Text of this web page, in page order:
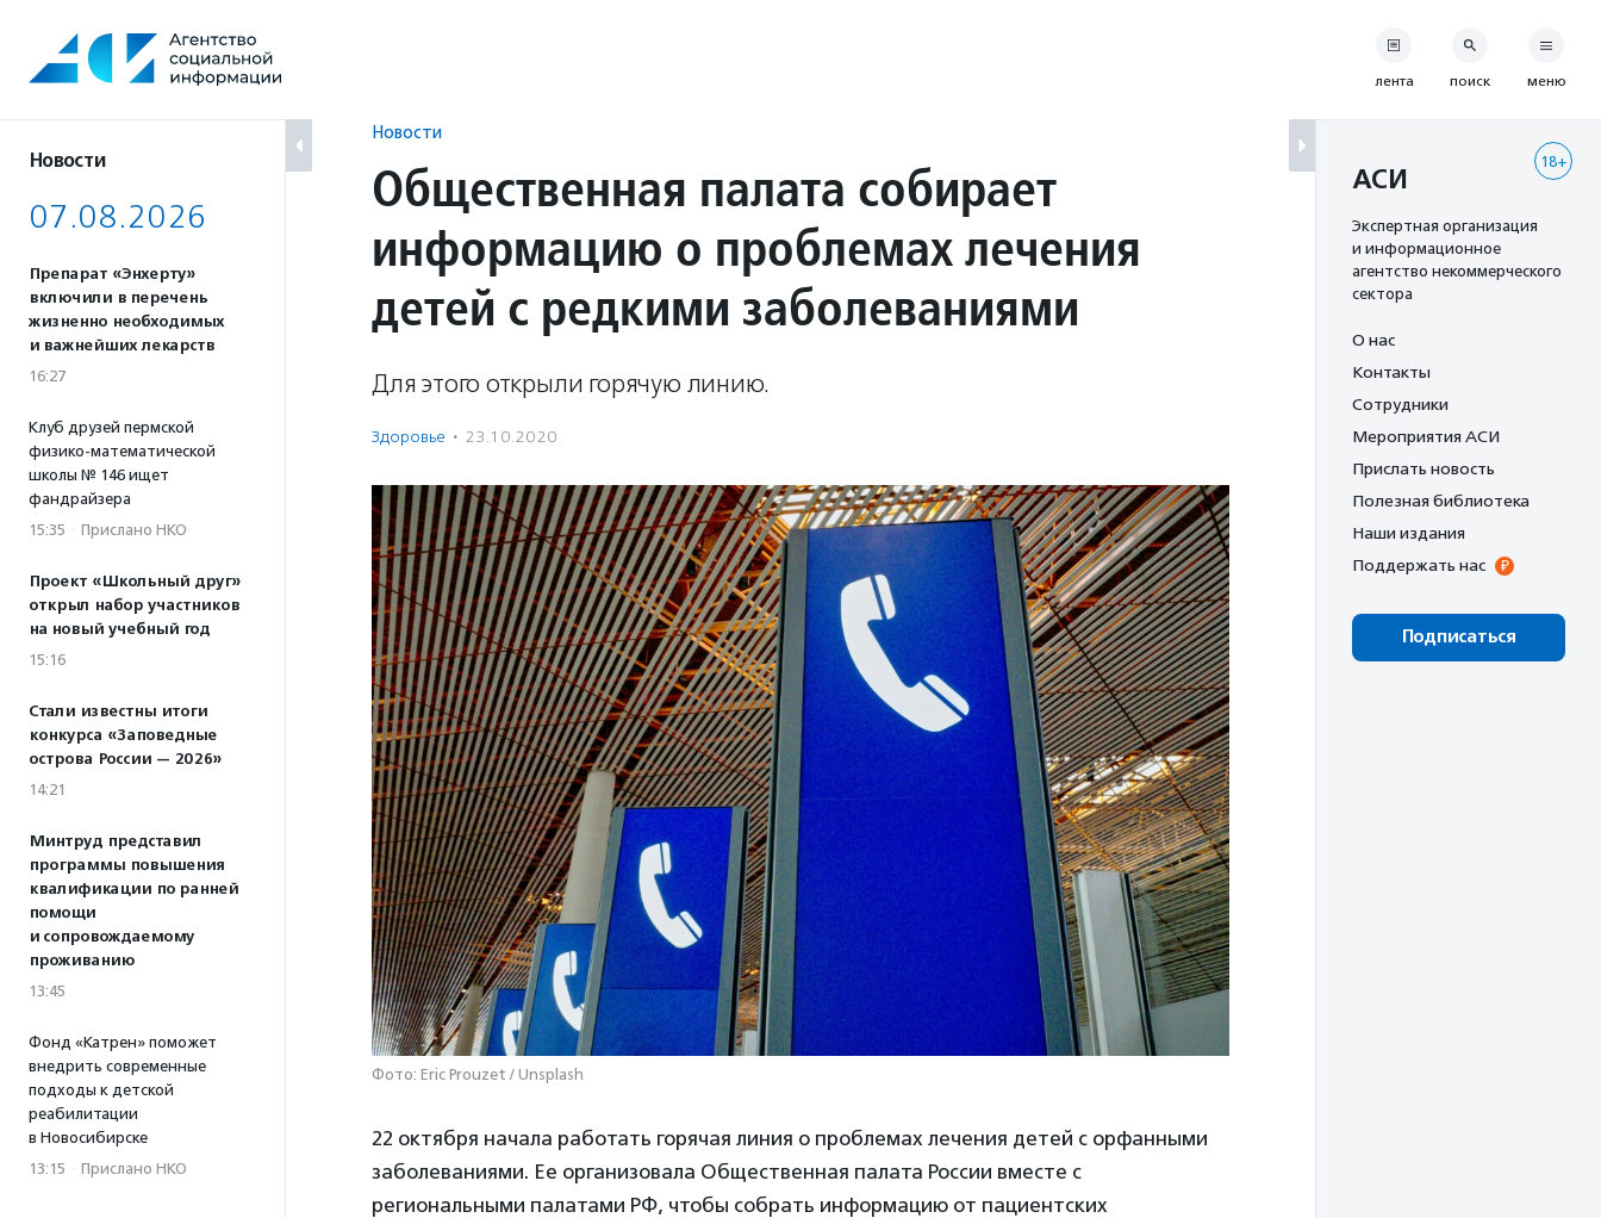
содержанию
Новости
07.08.2026
Препарат «Энхерту»
включили в перечень
жизненно необходимых
и важнейших лекарств
16:27
Клуб друзей пермской
физико-математической
школы № 146 ищет
фандрайзера
15:35 · Прислано НКО
Проект «Школьный друг»
открыл набор участников
на новый учебный год
15:16
Стали известны итоги
конкурса «Заповедные
острова России — 2026»
14:21
Минтруд представил
программы повышения
квалификации по ранней
помощи
и сопровождаемому
проживанию
13:45
Фонд «Катрен» поможет
внедрить современные
подходы к детской
реабилитации
в Новосибирске
13:15 · Прислано НКО
Новости
Общественная палата собирает
информацию о проблемах лечения
детей с редкими заболеваниями
Для этого открыли горячую линию.
Здоровье · 23.10.2020
Фото: Eric Prouzet / Unsplash
22 октября начала работать горячая линия о проблемах лечения детей с орфанными
заболеваниями. Ее организовала Общественная палата России вместе с
региональными палатами РФ, чтобы собрать информацию от пациентских
лента поиск меню
18+
АСИ
Экспертная организация
и информационное
агентство некоммерческого
сектора
О нас
Контакты
Сотрудники
Мероприятия АСИ
Прислать новость
Полезная библиотека
Наши издания
Поддержать нас
Подписаться